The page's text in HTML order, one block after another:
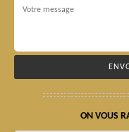
ON VOUS